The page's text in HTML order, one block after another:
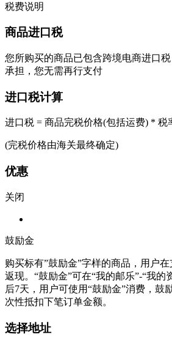
税费说明
商品进口税
您所购买的商品已包含跨境电商进口
承担，您无需再行支付
进口税计算
进口税 = 商品完税价格(包括运费) * 税
(完税价格由海关最终确定)
优惠
关闭
鼓励金
购买标有”鼓励金”字样的商品，用户
返现。“鼓励金”可在“我的邮乐”-“我的
后7天，用户可使用“鼓励金”消费，鼓
次性抵扣下笔订单金额。
选择地址